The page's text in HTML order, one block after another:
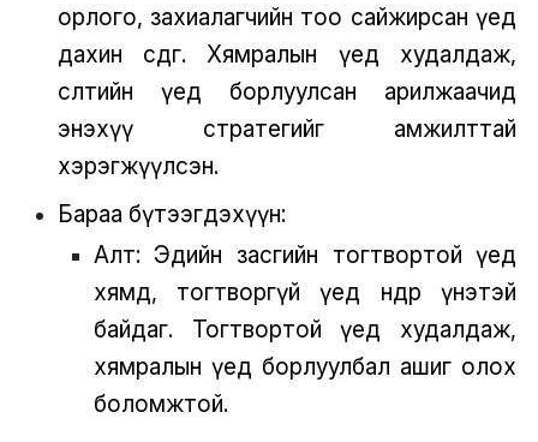
орлого, захиалагчийн тоо сайжирсан үед
дахин өсдөг. Хямралын үед худалдаж,
өсөлтийн үед борлуулсан арилжаачид
энэхүү стратегийг амжилттай
хэрэгжүүлсэн.
Бараа бүтээгдэхүүн:
Алт: Эдийн засгийн тогтвортой үед
хямд, тогтворгүй үед өндөр үнэтэй
байдаг. Тогтвортой үед худалдаж,
хямралын үед борлуулбал ашиг олох
боломжтой.